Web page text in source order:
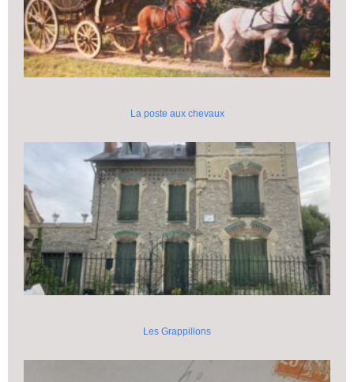
La poste aux chevaux
Les Grappillons